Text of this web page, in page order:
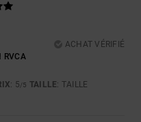
ACHAT VÉRIFIÉ
RVCA
: 5/5 TAILLE: TAILLE